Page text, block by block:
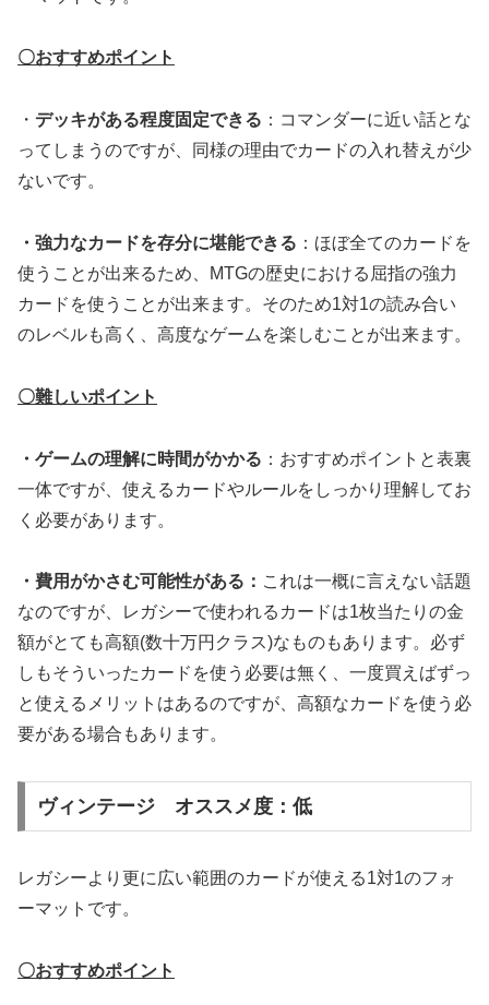
〇おすすめポイント
・ デッキがある程度固定できる ：コマンダーに近い話とな
ってしまうのですが、同様の理由でカードの入れ替えが少
ないです。
・強力なカードを存分に堪能できる ：ほぼ全てのカードを
使うことが出来るため、MTGの歴史における屈指の強力
カードを使うことが出来ます。そのため1対1の読み合い
のレベルも高く、高度なゲームを楽しむことが出来ます。
〇難しいポイント
・ゲームの理解に時間がかかる ：おすすめポイントと表裏
一体ですが、使えるカードやルールをしっかり理解してお
く必要があります。
・費用がかさむ可能性がある： これは一概に言えない話題
なのですが、レガシーで使われるカードは1枚当たりの金
額がとても高額(数十万円クラス)なものもあります。必ず
しもそういったカードを使う必要は無く、一度買えばずっ
と使えるメリットはあるのですが、高額なカードを使う必
要がある場合もあります。
ヴィンテージ オススメ度：低
レガシーより更に広い範囲のカードが使える1対1のフォ
ーマットです。
〇おすすめポイント